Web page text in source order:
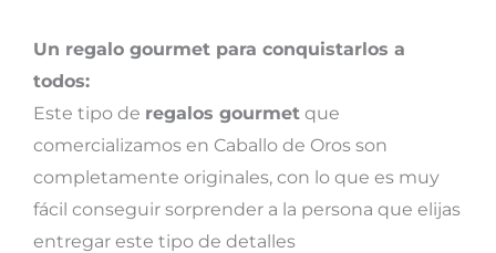
Un regalo gourmet para conquistarlos a
todos:
Este tipo de regalos gourmet que
comercializamos en Caballo de Oros son
completamente originales, con lo que es muy
fácil conseguir sorprender a la persona que elijas
entregar este tipo de detalles